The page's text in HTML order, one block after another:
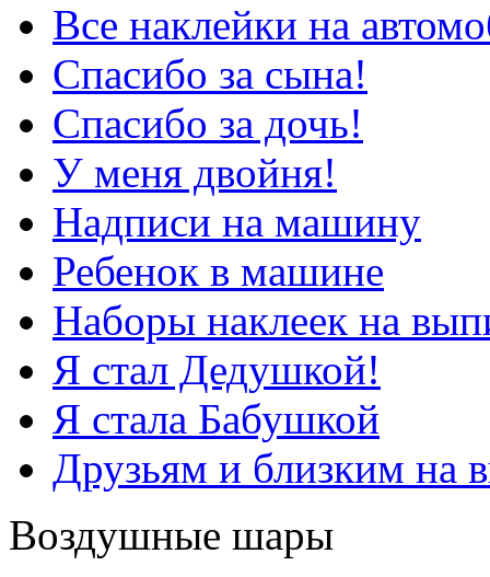
Все наклейки на
Спасибо за сына!
Спасибо за дочь!
У меня двойня!
Надписи на машину
Ребенок в машине
Наборы наклеек на
Я стал Дедушкой!
Я стала Бабушкой
Друзьям и близким на
Воздушные шары